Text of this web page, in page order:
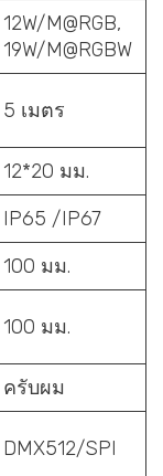
12W/M@RGB,
19W/M@RGBW
5 เมตร
12*20 มม.
IP65 /IP67
100 มม.
100 มม.
ครับผม
DMX512/SPI